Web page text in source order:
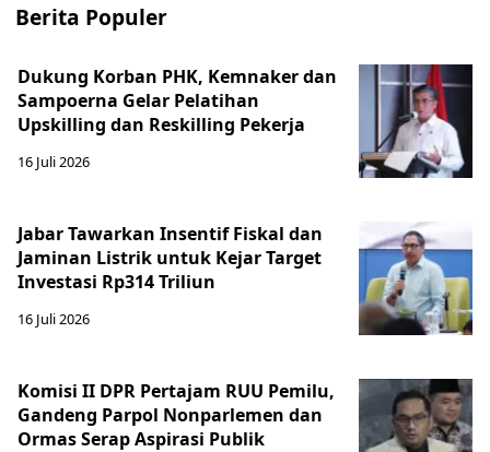
Berita Populer
Dukung Korban PHK, Kemnaker dan
Sampoerna Gelar Pelatihan
Upskilling dan Reskilling Pekerja
16 Juli 2026
Jabar Tawarkan Insentif Fiskal dan
Jaminan Listrik untuk Kejar Target
Investasi Rp314 Triliun
16 Juli 2026
Komisi II DPR Pertajam RUU Pemilu,
Gandeng Parpol Nonparlemen dan
Ormas Serap Aspirasi Publik